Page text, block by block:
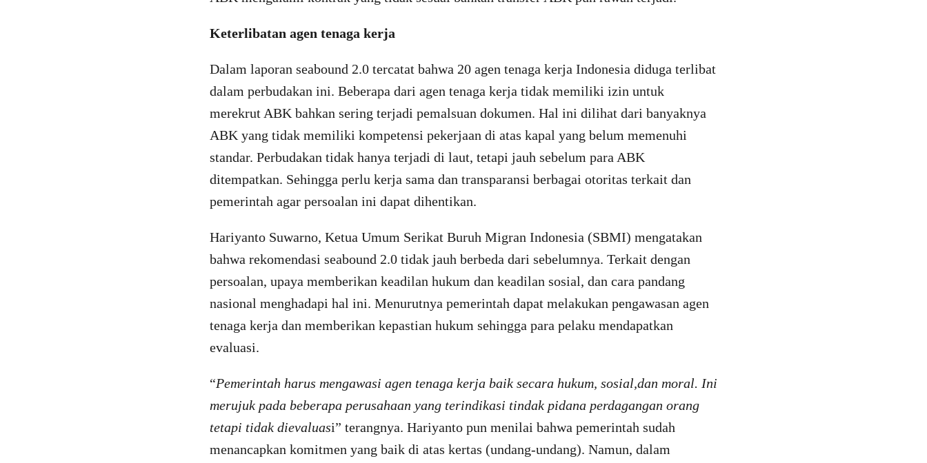
Keterlibatan agen tenaga kerja
Dalam laporan seabound 2.0 tercatat bahwa 20 agen tenaga kerja Indonesia diduga terlibat
dalam perbudakan ini. Beberapa dari agen tenaga kerja tidak memiliki izin untuk
merekrut ABK bahkan sering terjadi pemalsuan dokumen. Hal ini dilihat dari banyaknya
ABK yang tidak memiliki kompetensi pekerjaan di atas kapal yang belum memenuhi
standar. Perbudakan tidak hanya terjadi di laut, tetapi jauh sebelum para ABK
ditempatkan. Sehingga perlu kerja sama dan transparansi berbagai otoritas terkait dan
pemerintah agar persoalan ini dapat dihentikan.
Hariyanto Suwarno, Ketua Umum Serikat Buruh Migran Indonesia (SBMI) mengatakan
bahwa rekomendasi seabound 2.0 tidak jauh berbeda dari sebelumnya. Terkait dengan
persoalan, upaya memberikan keadilan hukum dan keadilan sosial, dan cara pandang
nasional menghadapi hal ini. Menurutnya pemerintah dapat melakukan pengawasan agen
tenaga kerja dan memberikan kepastian hukum sehingga para pelaku mendapatkan
evaluasi.
“Pemerintah harus mengawasi agen tenaga kerja baik secara hukum, sosial,dan moral. Ini
merujuk pada beberapa perusahaan yang terindikasi tindak pidana perdagangan orang
tetapi tidak dievaluasi” terangnya. Hariyanto pun menilai bahwa pemerintah sudah
menancapkan komitmen yang baik di atas kertas (undang-undang). Namun, dalam